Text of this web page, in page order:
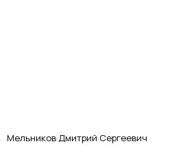
Мельников Дмитрий Сергеевич